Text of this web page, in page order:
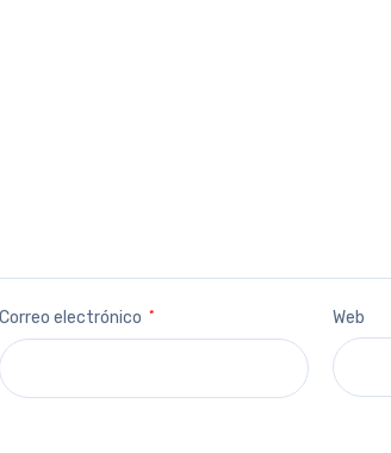
Correo electrónico * Web